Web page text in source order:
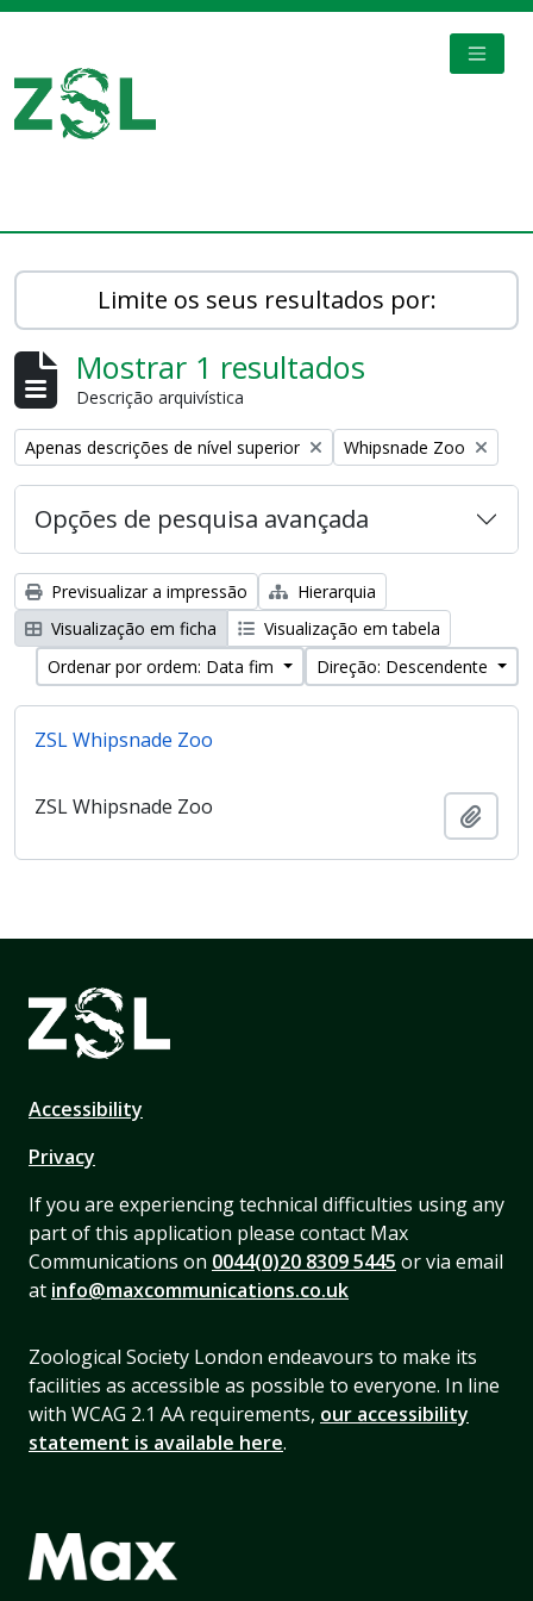
Limite os seus resultados por:
Mostrar 1 resultados
Descrição arquivística
Remove filter:
Apenas descrições de nível superior Remove filter:
Whipsnade Zoo
Opções de pesquisa avançada
Previsualizar a impressão
Hierarquia
Visualização em ficha
Visualização em tabela
Ordenar por ordem: Data fim
Direção: Descendente
ZSL Whipsnade Zoo
ZSL Whipsnade Zoo
Accessibility
Privacy
If you are experiencing technical difficulties using any
part of this application please contact Max
Communications on 0044(0)20 8309 5445 or via email
at info@maxcommunications.co.uk
Zoological Society London endeavours to make its
facilities as accessible as possible to everyone. In line
with WCAG 2.1 AA requirements, our accessibility
statement is available here.